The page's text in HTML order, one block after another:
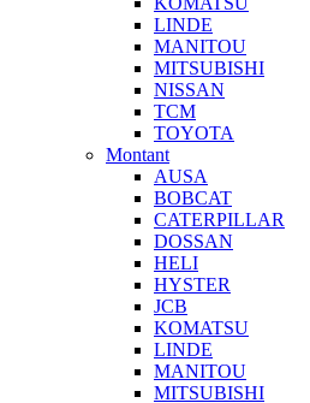
LINDE
MANITOU
MITSUBISHI
NISSAN
TCM
TOYOTA
Montant
AUSA
BOBCAT
CATERPILLAR
DOSSAN
HELI
HYSTER
JCB
KOMATSU
LINDE
MANITOU
MITSUBISHI